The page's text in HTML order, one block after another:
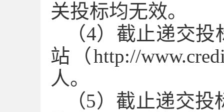
关投标均无效。
（4）截止递交投
站（http://
人。
（5）截止递交投